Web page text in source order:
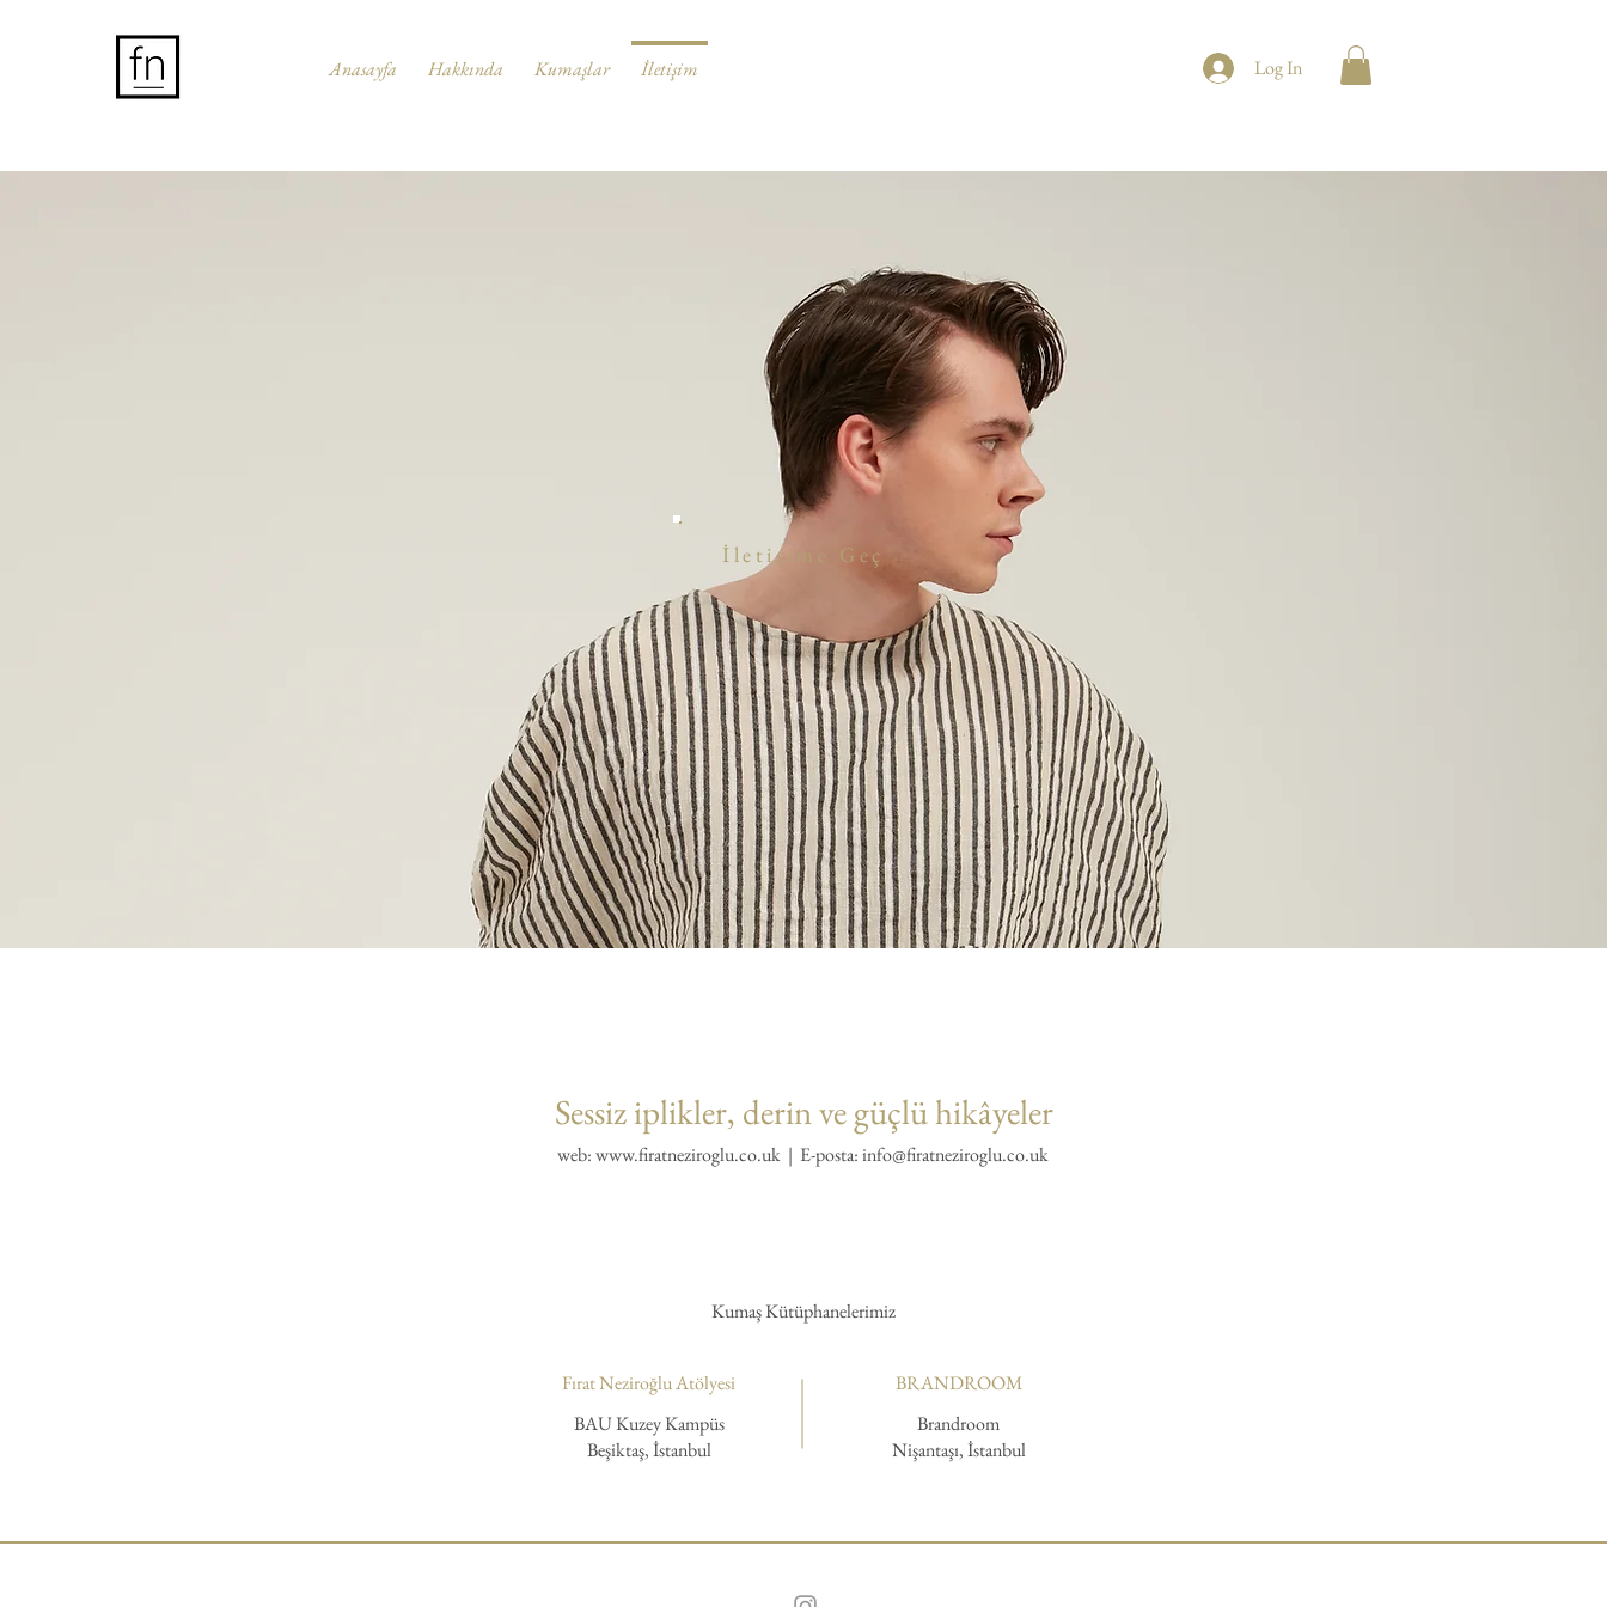
Anasayfa Hakkında Kumaşlar İletişim Log In
İletişime Geç
Sessiz iplikler, derin ve güçlü hikâyeler
web:www.firatneziroglu.co.uk| E-posta:info@firatneziroglu.co.uk
Kumaş Kütüphanelerimiz
BRANDROOM
Brandroom
Nişantaşı, İstanbul
Fırat Neziroğlu Atölyesi
BAU Kuzey Kampüs
Beşiktaş, İstanbul